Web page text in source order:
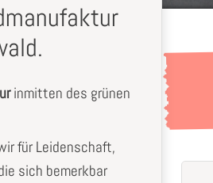
inmitten des grünen
für Leidenschaft,
sich bemerkbar